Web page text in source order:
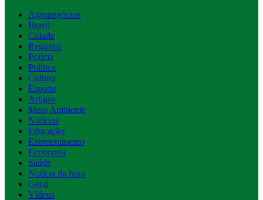
Agronegócios
Brasil
Cidade
Regional
Polícia
Política
Cultura
Esporte
Artigos
Meio Ambiente
Notícias
Educação
Entretenimento
Economia
Saúde
Notícia da hora
Geral
Vídeos